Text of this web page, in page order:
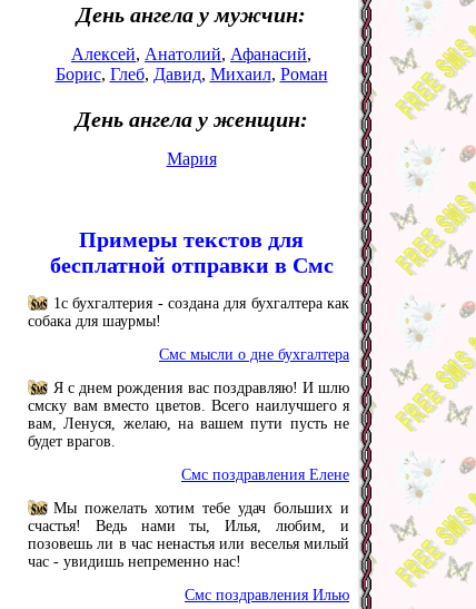
День ангела у мужчин:
Алексей, Анатолий, Афанасий,
Борис, Глеб, Давид, Михаил, Роман
День ангела у женщин:
Мария
Примеры текстов для
бесплатной отправки в Смс
1с бухгалтерия - создана для бухгалтера как
собака для шаурмы!
Смс мысли о дне бухгалтера
Я с днем рождения вас поздравляю! И шлю
смску вам вместо цветов. Всего наилучшего я
вам, Ленуся, желаю, на вашем пути пусть не
будет врагов.
Смс поздравления Елене
Мы пожелать хотим тебе удач больших и
счастья! Ведь нами ты, Илья, любим, и
позовешь ли в час ненастья или веселья милый
час - увидишь непременно нас!
Смс поздравления Илью